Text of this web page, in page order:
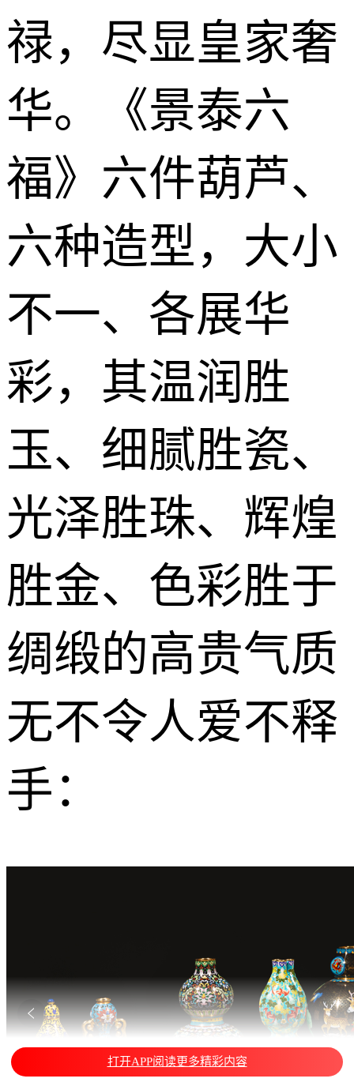
禄，尽显皇家奢
华。《景泰六
福》六件葫芦、
六种造型，大小
不一、各展华
彩，其温润胜
玉、细腻胜瓷、
光泽胜珠、辉煌
胜金、色彩胜于
绸缎的高贵气质
无不令人爱不释
手：
打开APP阅读更多精彩内容